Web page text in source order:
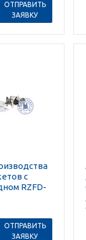
ОТПРАВИТЬ
ЗАЯВКУ
с
RZFD-
ОТПРАВИТЬ
ЗАЯВКУ